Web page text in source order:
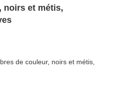
noirs et métis,